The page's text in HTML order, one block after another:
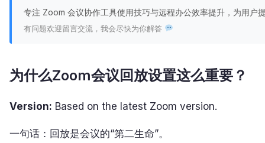
专注 Zoom 会议协作工具使用技巧与远程办公效率提升，为用户
有问题欢迎留言交流，我会尽快为你解答
为什么Zoom会议回放设置这么重要？
Version: Based on the latest Zoom version.
一句话：回放是会议的“第二生命”。